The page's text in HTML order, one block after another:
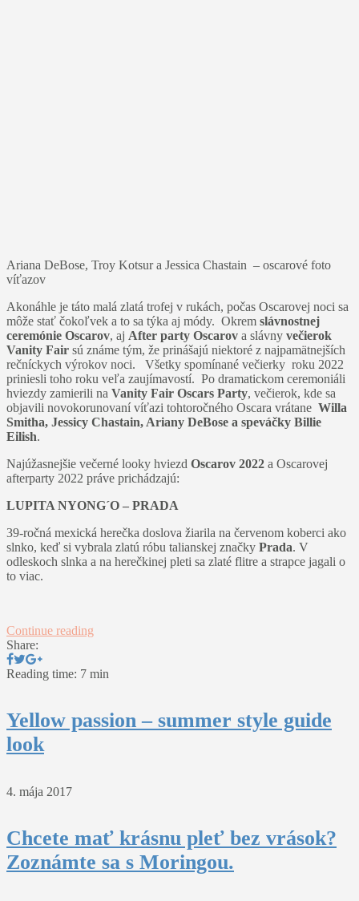
Ariana DeBose, Troy Kotsur a Jessica Chastain – oscarové foto
víťazov
Akonáhle je táto malá zlatá trofej v rukách, počas Oscarovej noci sa
môže stať čokoľvek a to sa týka aj módy. Okrem slávnostnej
ceremónie Oscarov, aj After party Oscarov a slávny večierok
Vanity Fair sú známe tým, že prinášajú niektoré z najpamätnejších
rečníckych výrokov noci. Všetky spomínané večierky roku 2022
priniesli toho roku veľa zaujímavostí. Po dramatickom ceremoniáli
hviezdy zamierili na Vanity Fair Oscars Party, večierok, kde sa
objavili novokorunovaní víťazi tohtoročného Oscara vrátane Willa
Smitha, Jessicy Chastain, Ariany DeBose a speváčky Billie
Eilish.
Najúžasnejšie večerné looky hviezd Oscarov 2022 a Oscarovej
afterparty 2022 práve prichádzajú:
LUPITA NYONG´O – PRADA
39-ročná mexická herečka doslova žiarila na červenom koberci ako
slnko, keď si vybrala zlatú róbu talianskej značky Prada. V
odleskoch slnka a na herečkinej pleti sa zlaté flitre a strapce jagali o
to viac.
Continue reading
Share:
Reading time: 7 min
Yellow passion – summer style guide
look
4. mája 2017
Chcete mať krásnu pleť bez vrások?
Zoznámte sa s Moringou.